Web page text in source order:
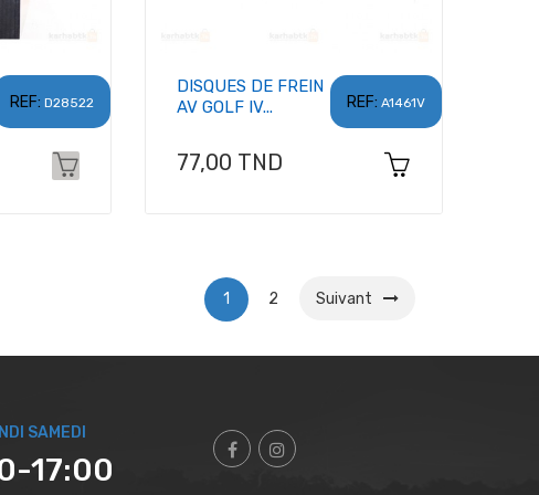
REF: D28522 REF: A1461V
DISQUES DE FREIN
AV GOLF IV...
Prix
77,00 TND
1 2 Suivant
SAMEDI
17:00